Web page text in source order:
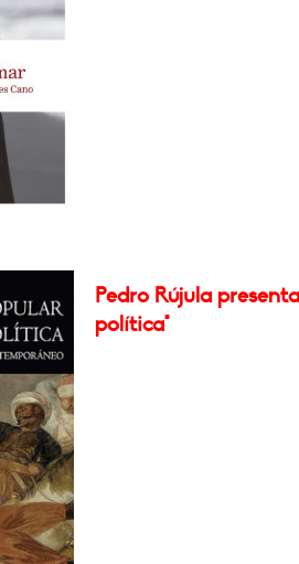
Pedro Rújula
política"